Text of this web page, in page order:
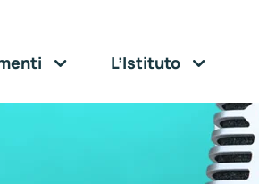
L’Istituto